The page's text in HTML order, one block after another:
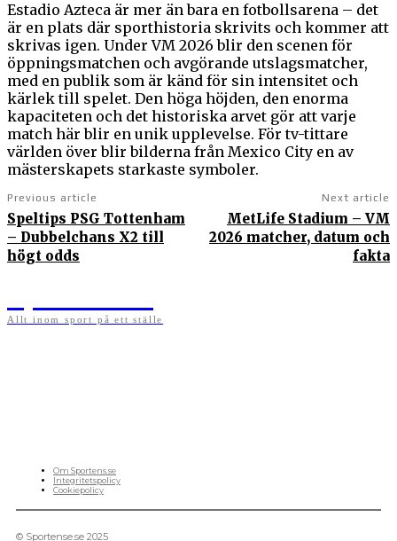
Estadio Azteca är mer än bara en fotbollsarena – det
är en plats där sporthistoria skrivits och kommer att
skrivas igen. Under VM 2026 blir den scenen för
öppningsmatchen och avgörande utslagsmatcher,
med en publik som är känd för sin intensitet och
kärlek till spelet. Den höga höjden, den enorma
kapaciteten och det historiska arvet gör att varje
match här blir en unik upplevelse. För tv-tittare
världen över blir bilderna från Mexico City en av
mästerskapets starkaste symboler.
Previous article
Speltips PSG Tottenham
– Dubbelchans X2 till
högt odds
Next article
MetLife Stadium – VM
2026 matcher, datum och
fakta
Allt inom sport på ett ställe
Om Sportens.se
Integritetspolicy
Cookiepolicy
© Sportense.se 2025